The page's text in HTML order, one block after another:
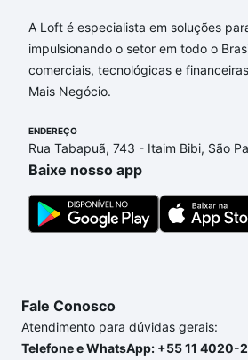
Aqui na Loft temos a oferta ideal
Apartamentos com 3 vagas à
Campos dos Amarais, Campinas,
partir de R$ 0 e com nossas
adequar ao seu orçamento. Se
dúvida dos custos envolvidos
compra, veja em nosso portal
um apartamento e conte com a
o imóvel dos seus sonhos com
A Loft é especialista em soluções
impulsionando o setor em todo o
comerciais, tecnológicas e
Mais Negócio.
ENDEREÇO
Rua Tabapuã, 743 - Itaim Bibi, São
Baixe nosso app
Fale Conosco
Atendimento para dúvidas gerais:
Telefone e WhatsApp: +55 11 4020-